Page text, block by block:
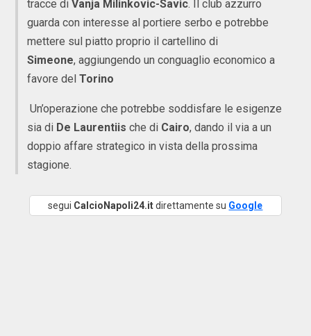
tracce di Vanja Milinkovic-Savic. Il club azzurro
guarda con interesse al portiere serbo e potrebbe
mettere sul piatto proprio il cartellino di
Simeone, aggiungendo un conguaglio economico a
favore del Torino
Un’operazione che potrebbe soddisfare le esigenze
sia di De Laurentiis che di Cairo, dando il via a un
doppio affare strategico in vista della prossima
stagione.
segui CalcioNapoli24.itdirettamente su Google